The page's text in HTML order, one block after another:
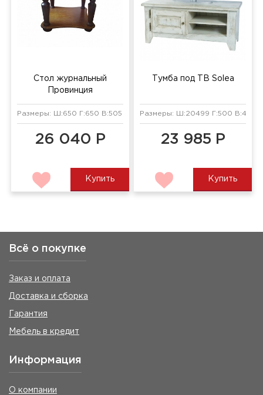
Стол журнальный
Провинция
Размеры: Ш:650 Г:650 В:505 мм
26 040 Р
Купить
Тумба под ТВ Solea
Размеры: Ш:20499 Г:500 В:430
23 985 Р
Купить
Всё о покупке
Заказ и оплата
Доставка и сборка
Гарантия
Мебель в кредит
Информация
О компании